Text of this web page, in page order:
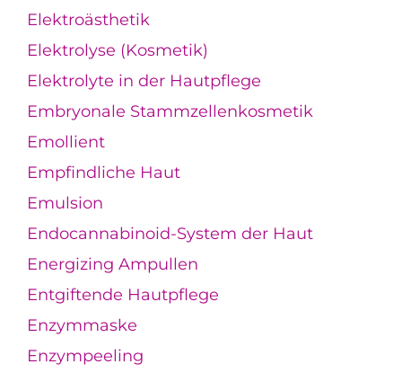
Elektroästhetik
Elektrolyse (Kosmetik)
Elektrolyte in der Hautpflege
Embryonale Stammzellenkosmetik
Emollient
Empfindliche Haut
Emulsion
Endocannabinoid-System der Haut
Energizing Ampullen
Entgiftende Hautpflege
Enzymmaske
Enzympeeling